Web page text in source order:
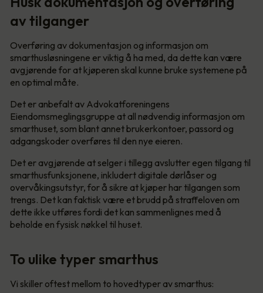
av tilganger
Overføring av dokumentasjon og informasjon om
smarthusløsningene er viktig å ha med, da dette kan være
avgjørende for at kjøperen skal kunne bruke systemene på
en optimal måte.
Det er anbefalt av Advokatforeningens
Eiendomsmeglingsgruppe at all nødvendig informasjon om
smarthuset, som blant annet brukerkontoer, passord og
adgangskoder overføres til den nye eieren.
Det er avgjørende at selger i tillegg avslutter egen tilgang til
smarthusfunksjonene, inkludert digitale dørlåser og
overvåkingsutstyr, for å sikre at kjøper har tilgangen som
trengs. Det kan faktisk være et brudd på straffeloven om
dette ikke utføres fordi det kan sammenlignes med å
beholde en fysisk nøkkel til huset.
To ulike typer smarthus
Vi skiller oftest mellom to hovedtyper av smarthus: